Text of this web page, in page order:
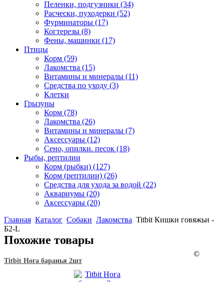
Пеленки, подгузники (34)
Расчески, пуходерки (52)
Фурминаторы (17)
Когтерезы (8)
Фены, машинки (17)
Птицы
Корм (59)
Лакомства (15)
Витамины и минералы (11)
Средства по уходу (3)
Клетки
Грызуны
Корм (78)
Лакомства (26)
Витамины и минералы (7)
Аксессуары (12)
Сено, опилки. песок (18)
Рыбы, рептилии
Корм (рыбки) (127)
Корм (рептилии) (26)
Средства для ухода за водой (22)
Аквариумы (20)
Аксессуары (20)
Главная Каталог Собаки Лакомства Titbit Кишки говяжьи -
Б2-L
Похожие товары
Titbit Нога баранья 2шт
©